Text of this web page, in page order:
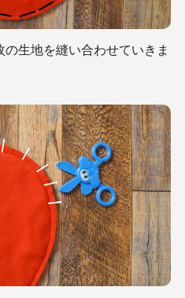
生地を縫い合わせていきま